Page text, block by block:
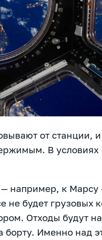
от станции,
В
например, к Марсу
не будет грузовых
Отходы будут
борту. Именно над